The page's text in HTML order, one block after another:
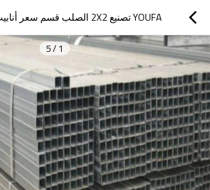
1
/
5